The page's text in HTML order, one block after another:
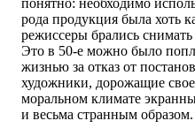
понятно: необходимо
рода продукция была хоть
режиссеры брались
Это в 50-е можно было
жизнью за отказ от
художники, дорожащие
моральном климате
и весьма странным образом.